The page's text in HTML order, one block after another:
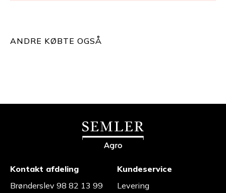
ANDRE KØBTE OGSÅ
Kontakt afdeling
Brønderslev 98 82 13 99
Kundeservice
Levering